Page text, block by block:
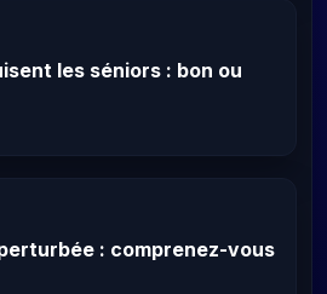
les séniors : bon ou
: comprenez-vous